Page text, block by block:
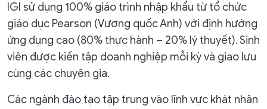
IGI sử dụng 100% giáo trình nhập khẩu từ tổ chức
giáo dục Pearson (Vương quốc Anh) với định hướng
ứng dụng cao (80% thực hành – 20% lý thuyết). Sinh
viên được kiến tập doanh nghiệp mỗi kỳ và giao lưu
cùng các chuyên gia.
Các ngành đào tạo tập trung vào lĩnh vực khát nhân